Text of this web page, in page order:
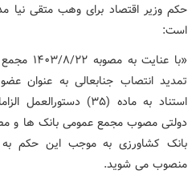
حکم وزیر اقتصاد برای وهب متقی نیا
است:
«با
تمدید انتصاب جنابعالی به عنوان
استناد به ماده (۳۵)
بانک کشاورزی به موجب این حکم
منصوب می شوید.